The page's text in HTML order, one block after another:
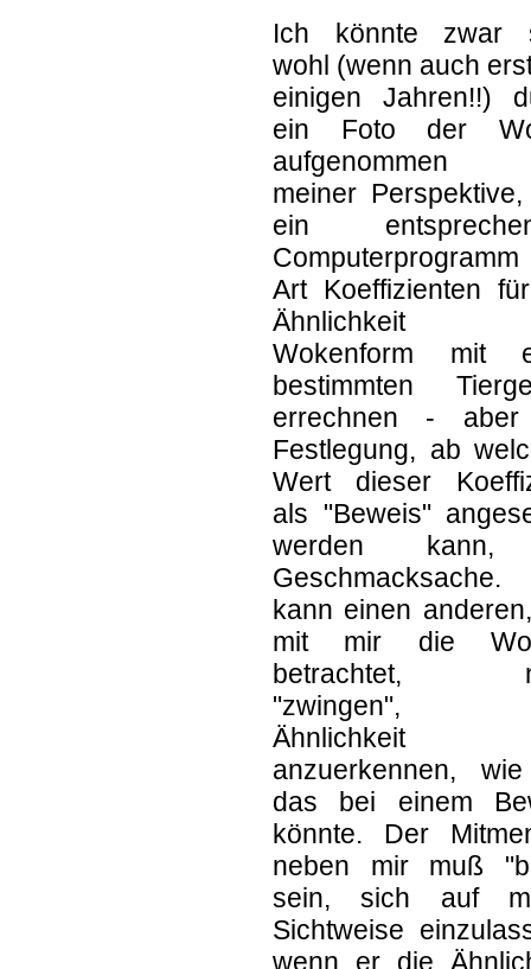
Ich könnte zwar
wohl (wenn auch
einigen Jahren!!)
ein Foto der
aufgenommen
meiner
ein
Computerprogramm
Art Koeffizienten
Ähnlichkeit
Wokenform mit
bestimmten
errechnen -
Festlegung, ab
Wert dieser
als "Beweis"
werden
kann einen
mit mir die
betrachtet,
"zwingen",
Ähnlichkeit
anzuerkennen,
das bei einem
könnte. Der
neben mir muß
sein, sich auf
Sichtweise
wenn er die